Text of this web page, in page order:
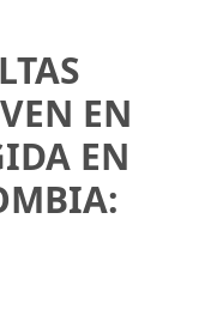
EN
EN